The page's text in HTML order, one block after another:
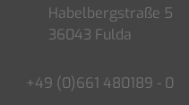
Habelbergstraße 5
36043 Fulda
+49 (0)661 480189 - 0